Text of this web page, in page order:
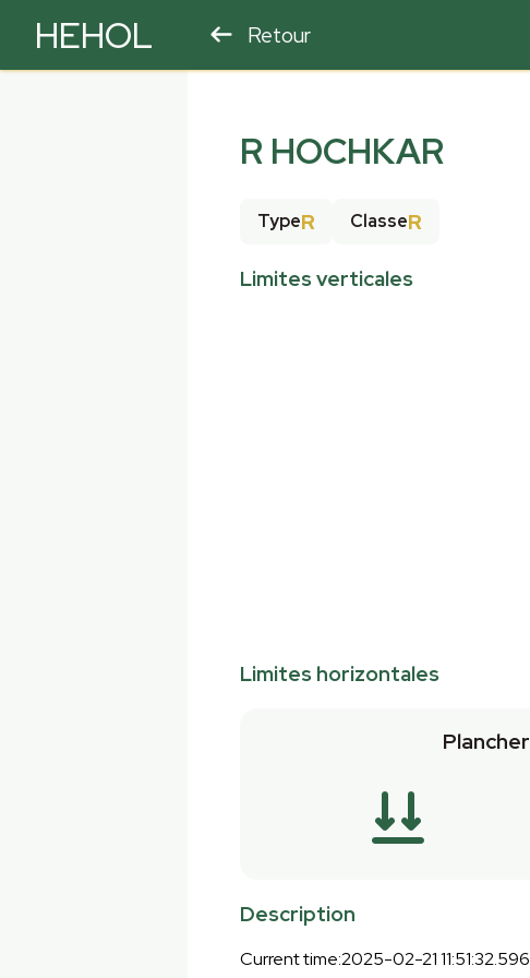
HEHOL Retour
R HOCHKAR
TypeR ClasseR
Limites verticales
Limites horizontales
Plancher
Description
Current time:2025-02-21 11:51:32.596